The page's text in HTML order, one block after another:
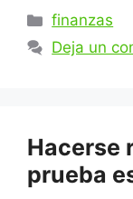
Categorías
finanzas
Deja un
Hacerse
prueba